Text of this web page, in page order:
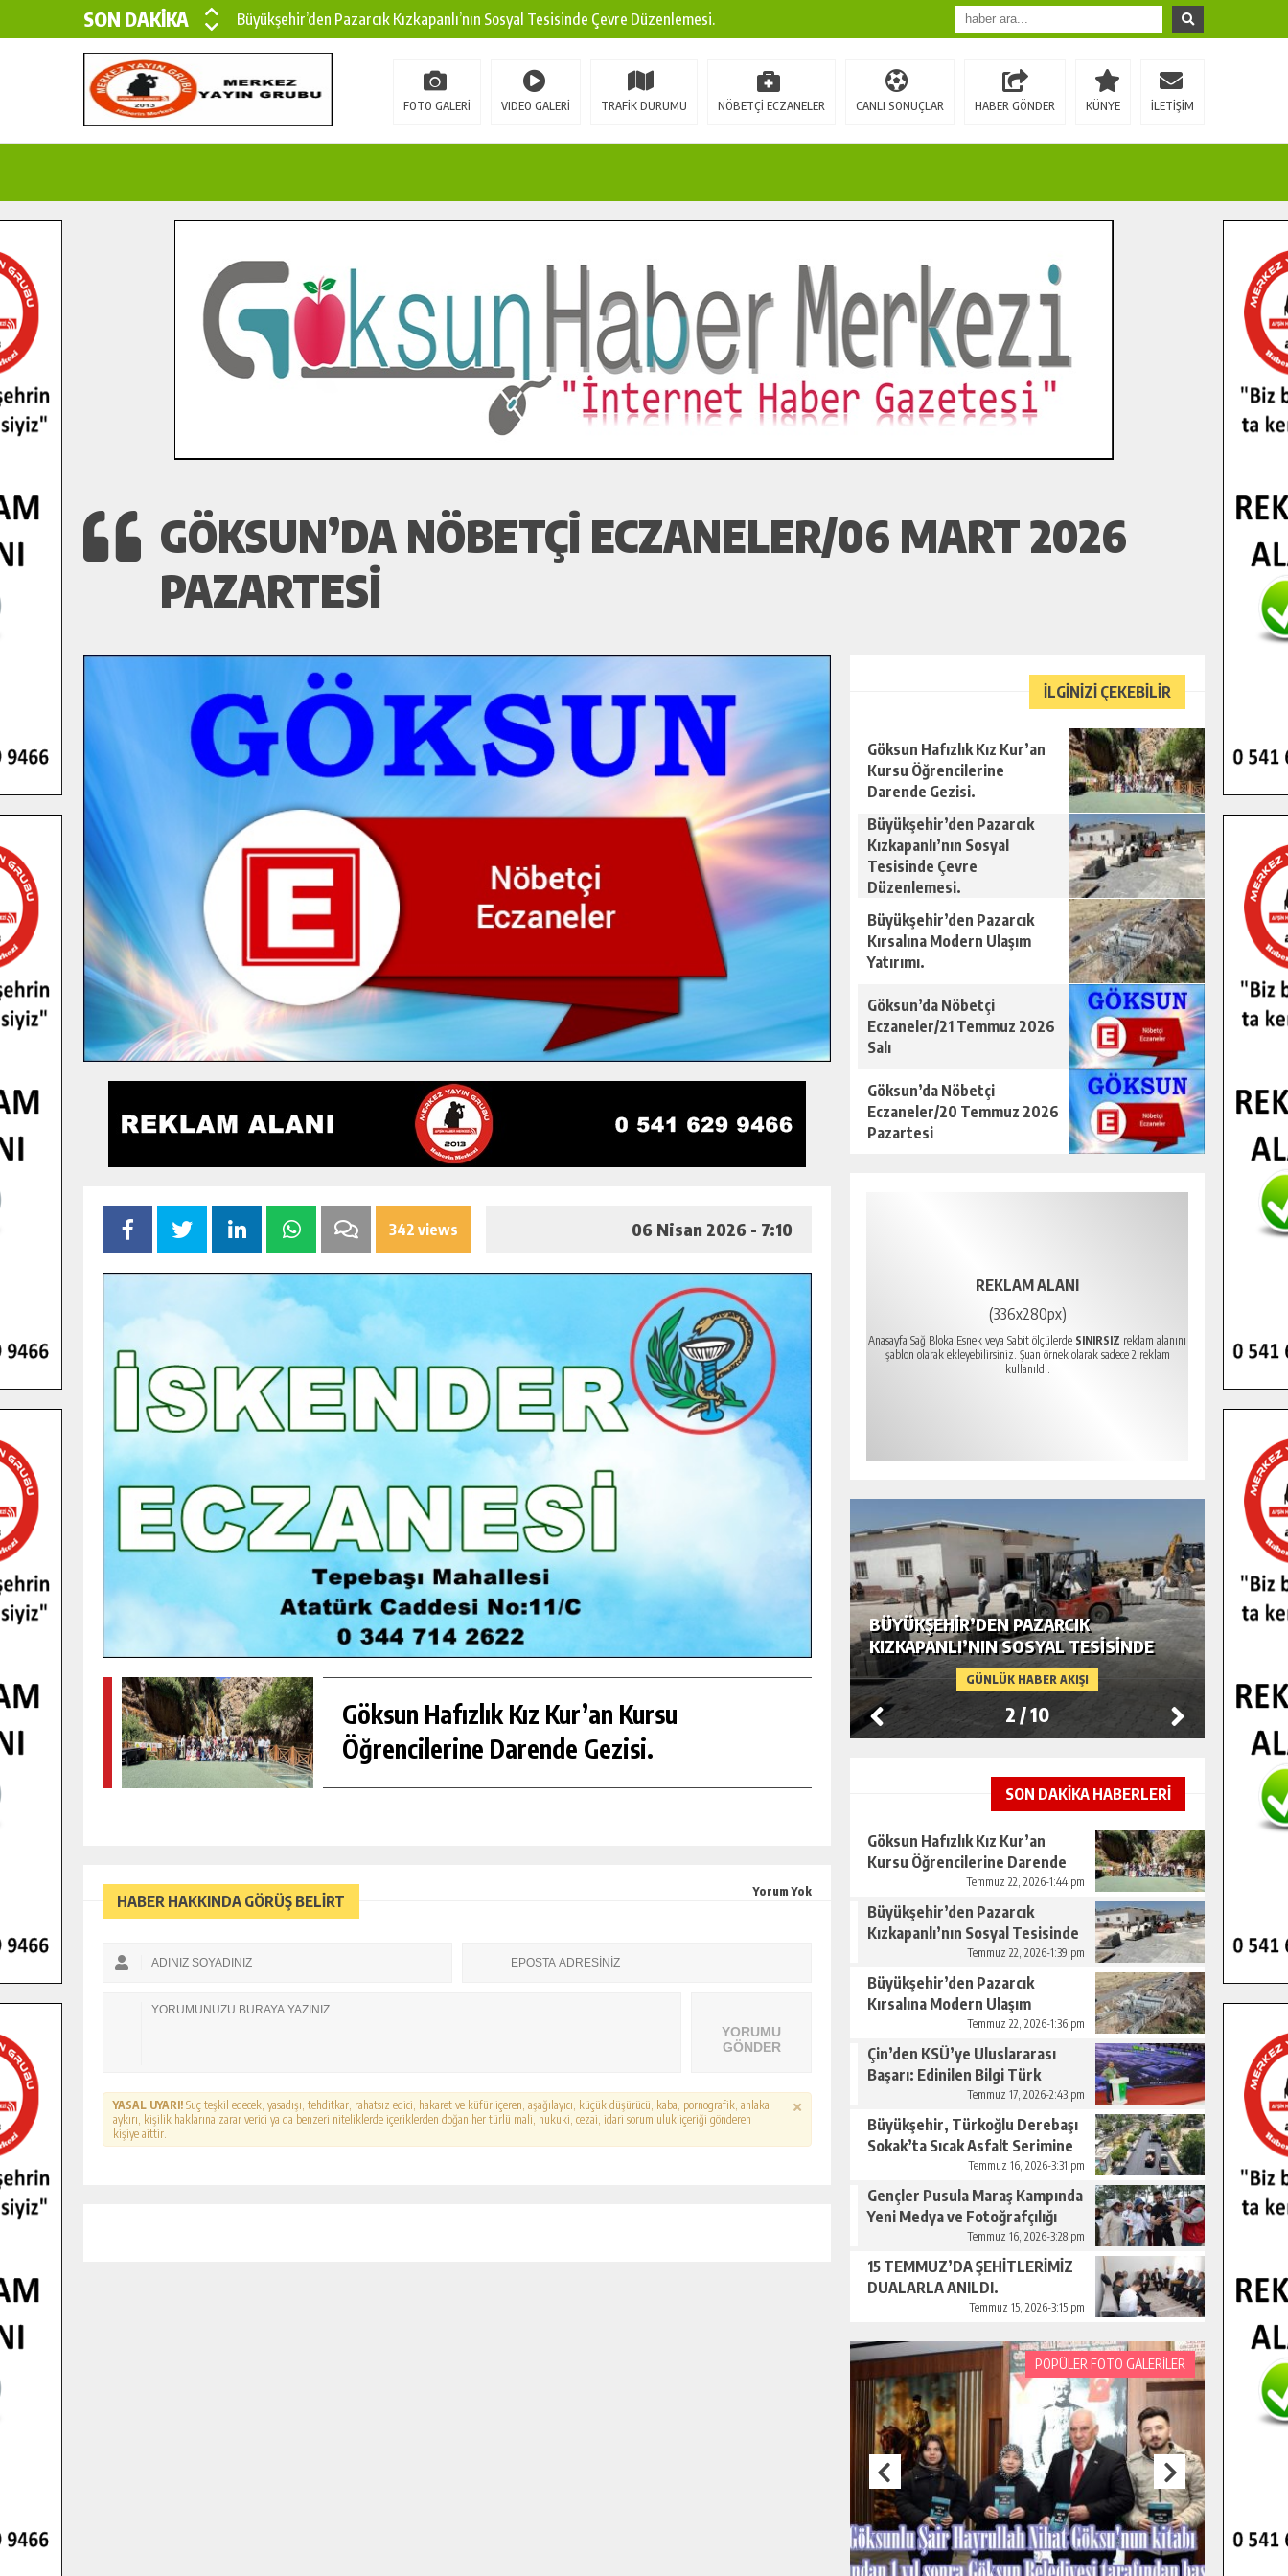
SON DAKİKA
Büyükşehir’den Pazarcık Kızkapanlı’nın Sosyal Tesisinde Çevre Düzenlemesi.
Büyükşehir’den Pazarcık Kırsalına Modern Ulaşım Yatırımı.
Çin’den KSÜ’ye Uluslararası Başarı: Edinilen Bilgi Türk Tarımına Katkı Sağlayacak.
İlçe Jandarma Komutanı Karakaya’dan Başkan Cüce’ye Veda Ziyareti.
Bertiz’in Yeni Köprüsünde Sona Doğru.
FOTO GALERİ VIDEO GALERİ TRAFİK DURUMU NÖBETÇİ ECZANELER CANLI SONUÇLAR HABER GÖNDER KÜNYE İLETİŞİM
GÖKSUN’DA NÖBETÇI ECZANELER/06 MART 2026
PAZARTESI
342 views 06 Nisan 2026 - 7:10
Göksun Hafızlık Kız Kur’an Kursu
Öğrencilerine Darende Gezisi.
HABER HAKKINDA GÖRÜŞ BELİRT
Yorum Yok
YORUMU
GÖNDER
YASAL UYARI! Suç teşkil edecek, yasadışı, tehditkar, rahatsız edici, hakaret ve küfür içeren, aşağılayıcı, küçük düşürücü, kaba, pornografik, ahlaka
aykırı, kişilik haklarına zarar verici ya da benzeri niteliklerde içeriklerden doğan her türlü mali, hukuki, cezai, idari sorumluluk içeriği gönderen
kişiye aittir.
İLGİNİZİ ÇEKEBİLİR
Göksun Hafızlık Kız Kur’an
Kursu Öğrencilerine
Darende Gezisi.
Büyükşehir’den Pazarcık
Kızkapanlı’nın Sosyal
Tesisinde Çevre
Düzenlemesi.
Büyükşehir’den Pazarcık
Kırsalına Modern Ulaşım
Yatırımı.
Göksun’da Nöbetçi
Eczaneler/21 Temmuz 2026
Salı
Göksun’da Nöbetçi
Eczaneler/20 Temmuz 2026
Pazartesi
REKLAM ALANI
(336x280px)
Anasayfa Sağ Bloka Esnek veya Sabit ölçülerde SINIRSIZ reklam alanını
şablon olarak ekleyebilirsiniz. Şuan örnek olarak sadece 2 reklam
kullanıldı.
GÜNLÜK HABER AKIŞI
GENÇLER PUSULA MARAŞ KAMPINDA
YENI MEDYA VE FOTOĞRAFÇILIĞI
GÜNLÜK HABER AKIŞI
GÖKSUN HAFIZLIK KIZ KUR’AN KURSU
ÖĞRENCILERINE DARENDE GEZISI.
GÜNLÜK HABER AKIŞI
BÜYÜKŞEHIR’DEN PAZARCIK
KIZKAPANLI’NIN SOSYAL TESISINDE
ÇEVRE DÜZENLEMESI.
2 /10
SON DAKİKA HABERLERİ
Göksun Hafızlık Kız Kur’an
Kursu Öğrencilerine Darende
Temmuz 22, 2026-1:44 pm
Büyükşehir’den Pazarcık
Kızkapanlı’nın Sosyal Tesisinde
Çevre Düzenlemesi.Temmuz 22, 2026-1:39 pm
Büyükşehir’den Pazarcık
Kırsalına Modern Ulaşım
Temmuz 22, 2026-1:36 pm
Çin’den KSÜ’ye Uluslararası
Başarı: Edinilen Bilgi Türk
Tarımına Katkı Sağlayacak.
Temmuz 17, 2026-2:43 pm
Büyükşehir, Türkoğlu Derebaşı
Sokak’ta Sıcak Asfalt Serimine
Temmuz 16, 2026-3:31 pm
Gençler Pusula Maraş Kampında
Yeni Medya ve Fotoğrafçılığı
Temmuz 16, 2026-3:28 pm
15 TEMMUZ’DA ŞEHİTLERİMİZ
DUALARLA ANILDI.
Temmuz 15, 2026-3:15 pm
POPÜLER FOTO GALERİLER